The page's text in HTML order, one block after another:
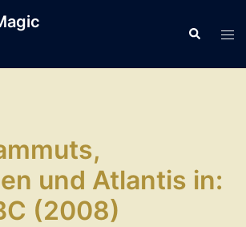
Suche
und Atlantis in:
(2008)